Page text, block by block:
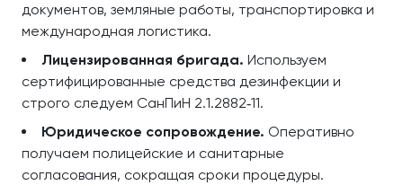
документов, земляные работы, транспортировка и
международная логистика.
Лицензированная бригада. Используем
сертифицированные средства дезинфекции и
строго следуем СанПиН 2.1.2882‑11.
Юридическое сопровождение. Оперативно
получаем полицейские и санитарные
согласования, сокращая сроки процедуры.